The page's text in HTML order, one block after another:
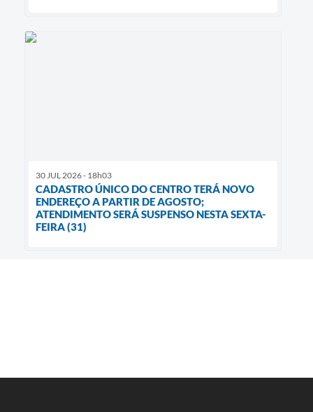
30 JUL 2026 - 18h03
CADASTRO ÚNICO DO CENTRO TERÁ NOVO
ENDEREÇO A PARTIR DE AGOSTO;
ATENDIMENTO SERÁ SUSPENSO NESTA SEXTA-
FEIRA (31)